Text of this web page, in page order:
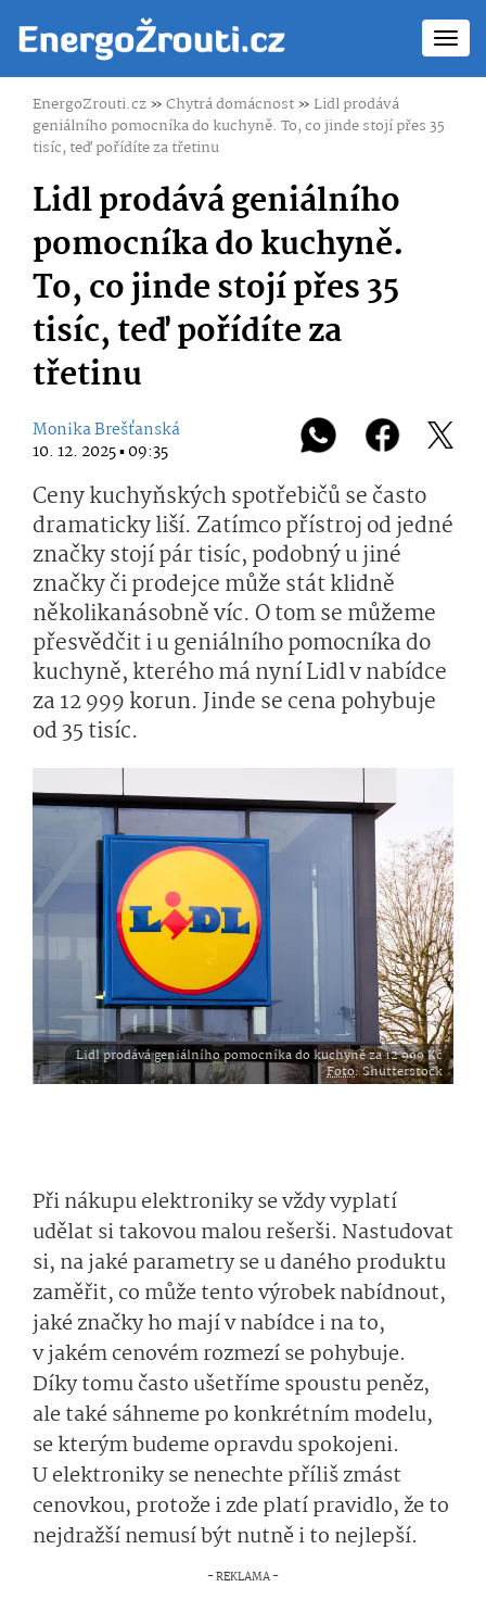
EnergoZrouti.cz»Chytrá domácnost»Lidl prodává
geniálního pomocníka do kuchyně. To, co jinde stojí přes 35
tisíc, teď pořídíte za třetinu
Lidl prodává geniálního
pomocníka do kuchyně.
To, co jinde stojí přes 35
tisíc, teď pořídíte za
třetinu
Monika Brešťanská
10. 12. 2025 ▪ 09:35
Ceny kuchyňských spotřebičů se často
dramaticky liší. Zatímco přístroj od jedné
značky stojí pár tisíc, podobný u jiné
značky či prodejce může stát klidně
několikanásobně víc. O tom se můžeme
přesvědčit i u geniálního pomocníka do
kuchyně, kterého má nyní Lidl v nabídce
za 12 999 korun. Jinde se cena pohybuje
od 35 tisíc.
Lidl prodává geniálního pomocníka do kuchyně za 12 999 Kč
Foto: Shutterstock
Při nákupu elektroniky se vždy vyplatí
udělat si takovou malou rešerši. Nastudovat
si, na jaké parametry se u daného produktu
zaměřit, co může tento výrobek nabídnout,
jaké značky ho mají v nabídce i na to,
v jakém cenovém rozmezí se pohybuje.
Díky tomu často ušetříme spoustu peněz,
ale také sáhneme po konkrétním modelu,
se kterým budeme opravdu spokojeni.
U elektroniky se nenechte příliš zmást
cenovkou, protože i zde platí pravidlo, že to
nejdražší nemusí být nutně i to nejlepší.